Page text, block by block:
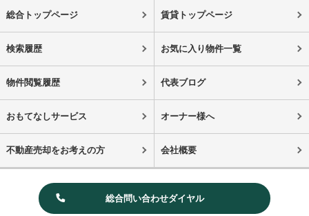
総合トップページ 賃貸トップページ
検索履歴 お気に入り物件一覧
物件閲覧履歴 代表ブログ
おもてなしサービス オーナー様へ
不動産売却をお考えの方 会社概要
総合問い合わせダイヤル